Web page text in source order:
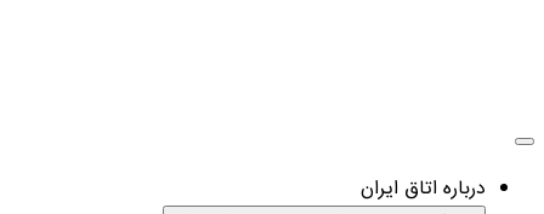
درباره اتاق ایران